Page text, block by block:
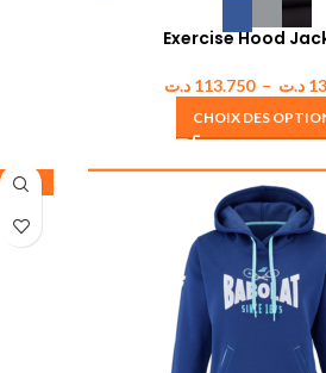
Exercise Hood
113.750 د.ت – د.ت
CHOIX DES
-35%